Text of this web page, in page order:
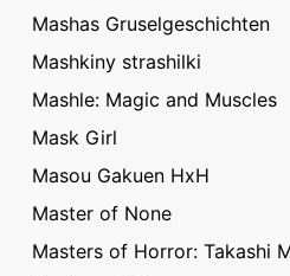
Mashas Gruselgeschichten
Mashkiny strashilki
Mashle: Magic and Muscles
Mask Girl
Masou Gakuen HxH
Master of None
Masters of Horror: Takashi